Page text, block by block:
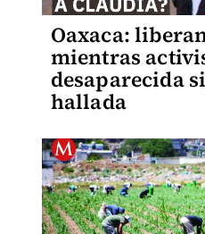
Oaxaca:
mientras
desaparecida
hallada